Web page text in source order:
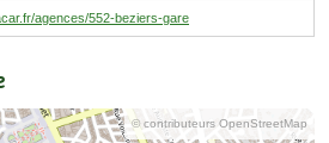
agences/552-beziers-gare
© contributeurs OpenStreetMap